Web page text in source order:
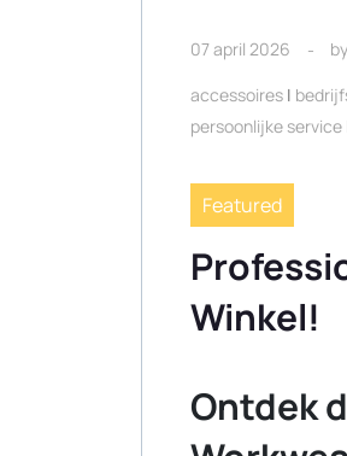
07 april 2026 by
accessoires |
persoonlijke service
Featured
Winkel!
Ontdek